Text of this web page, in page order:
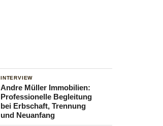
INTERVIEW
Andre Müller Immobilien:
Professionelle Begleitung
bei Erbschaft, Trennung
und Neuanfang